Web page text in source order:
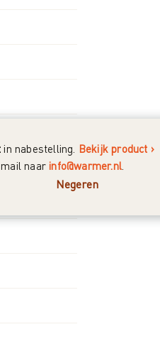
in nabestelling. Bekijk product ›
mail naarinfo@warmer.nl
Negeren